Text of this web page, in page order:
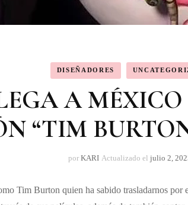
DISEÑADORES
A
“TIM
por KARI Actualizado el julio 2,
Tim Burton quien ha sabido trasladarnos